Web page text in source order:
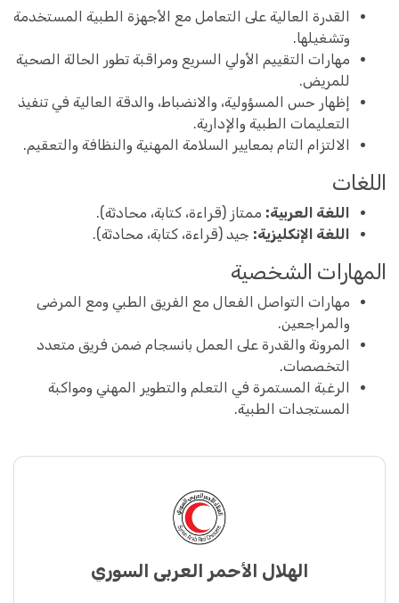
القدرة العالية على التعامل مع الأجهزة الطبية المستخدمة
وتشغيلها.
مهارات التقييم الأولي السريع ومراقبة تطور الحالة الصحية
للمريض.
إظهار حس المسؤولية، والانضباط، والدقة العالية في تنفيذ
التعليمات الطبية والإدارية.
الالتزام التام بمعايير السلامة المهنية والنظافة والتعقيم.
اللغات
اللغة العربية: ممتاز (قراءة، كتابة، محادثة).
اللغة الإنكليزية: جيد (قراءة، كتابة، محادثة).
المهارات الشخصية
مهارات التواصل الفعال مع الفريق الطبي ومع المرضى
والمراجعين.
المرونة والقدرة على العمل بانسجام ضمن فريق متعدد
التخصصات.
الرغبة المستمرة في التعلم والتطوير المهني ومواكبة
المستجدات الطبية.
الهلال الأحمر العربي السوري